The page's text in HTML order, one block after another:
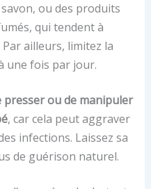
ou des produits
qui tendent à
ailleurs, limitez la
une fois par jour.
presser ou de manipuler
, car cela peut aggraver
infections. Laissez sa
de guérison naturel.